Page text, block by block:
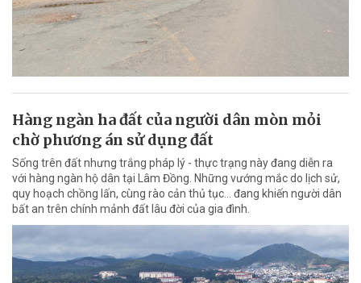
Hàng ngàn ha đất của người dân mòn mỏi
chờ phương án sử dụng đất
Sống trên đất nhưng trắng pháp lý - thực trạng này đang diễn ra
với hàng ngàn hộ dân tại Lâm Đồng. Những vướng mắc do lịch sử,
quy hoạch chồng lấn, cùng rào cản thủ tục… đang khiến người dân
bất an trên chính mảnh đất lâu đời của gia đình.